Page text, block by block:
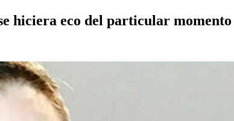
eco del particular momento